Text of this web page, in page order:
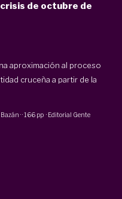
de octubre de
aproximación al proceso
cruceña a partir de la
Bazán ··166 pp · Editorial Gente